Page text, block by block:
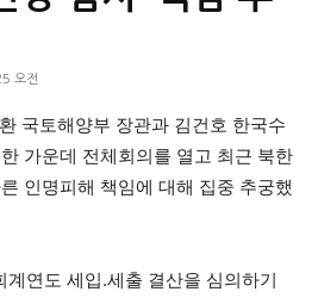
오전
국토해양부 장관과 김건호 한국수
가운데 전체회의를 열고 최근 북한
인명피해 책임에 대해 집중 추궁했
연도 세입.세출 결산을 심의하기